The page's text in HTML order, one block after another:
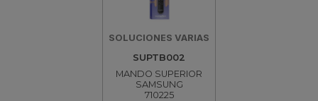
SOLUCIONES VARIAS
SUPTB002
MANDO SUPERIOR
SAMSUNG
710225